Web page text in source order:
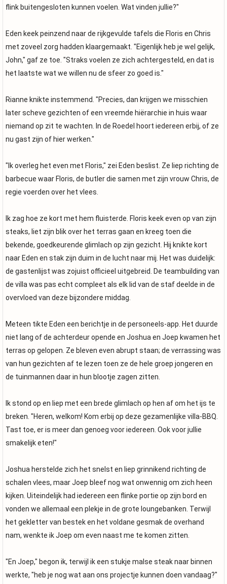
flink buitengesloten kunnen voelen. Wat vinden jullie?"
Eden keek peinzend naar de rijkgevulde tafels die Floris en Chris
met zoveel zorg hadden klaargemaakt. "Eigenlijk heb je wel gelijk,
John," gaf ze toe. "Straks voelen ze zich achtergesteld, en dat is
het laatste wat we willen nu de sfeer zo goed is."
Rianne knikte instemmend. "Precies, dan krijgen we misschien
later scheve gezichten of een vreemde hiërarchie in huis waar
niemand op zit te wachten. In de Roedel hoort iedereen erbij, of ze
nu gast zijn of hier werken."
"Ik overleg het even met Floris," zei Eden beslist. Ze liep richting de
barbecue waar Floris, de butler die samen met zijn vrouw Chris, de
regie voerden over het vlees.
Ik zag hoe ze kort met hem fluisterde. Floris keek even op van zijn
steaks, liet zijn blik over het terras gaan en kreeg toen die
bekende, goedkeurende glimlach op zijn gezicht. Hij knikte kort
naar Eden en stak zijn duim in de lucht naar mij. Het was duidelijk:
de gastenlijst was zojuist officieel uitgebreid. De teambuilding van
de villa was pas echt compleet als elk lid van de staf deelde in de
overvloed van deze bijzondere middag.
Meteen tikte Eden een berichtje in de personeels-app. Het duurde
niet lang of de achterdeur opende en Joshua en Joep kwamen het
terras op gelopen. Ze bleven even abrupt staan; de verrassing was
van hun gezichten af te lezen toen ze de hele groep jongeren en
de tuinmannen daar in hun blootje zagen zitten.
Ik stond op en liep met een brede glimlach op hen af om het ijs te
breken. "Heren, welkom! Kom erbij op deze gezamenlijke villa-BBQ.
Tast toe, er is meer dan genoeg voor iedereen. Ook voor jullie
smakelijk eten!"
Joshua herstelde zich het snelst en liep grinnikend richting de
schalen vlees, maar Joep bleef nog wat onwennig om zich heen
kijken. Uiteindelijk had iedereen een flinke portie op zijn bord en
vonden we allemaal een plekje in de grote loungebanken. Terwijl
het gekletter van bestek en het voldane gesmak de overhand
nam, wenkte ik Joep om even naast me te komen zitten.
"En Joep," begon ik, terwijl ik een stukje malse steak naar binnen
werkte, "heb je nog wat aan ons projectje kunnen doen vandaag?"